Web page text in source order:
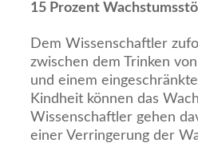
15 Prozent
Dem Wissenschaftler
zwischen dem Trinken
und einem
Kindheit können das
Wissenschaftler gehen
einer Verringerung der